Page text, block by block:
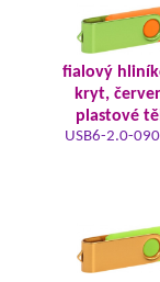
fialový
kryt,
plastové
USB6-2.0-